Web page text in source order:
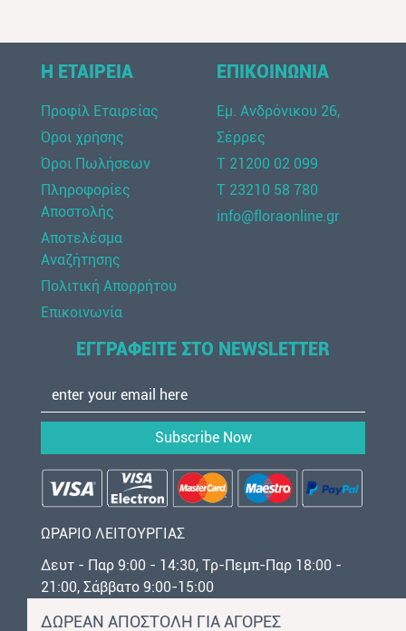
Η ΕΤΑΙΡΕΙΑ
Προφίλ Εταιρείας
Όροι χρήσης
Όροι Πωλήσεων
Πληροφορίες
Αποστολής
Αποτελέσμα
Αναζήτησης
Πολιτική Απορρήτου
Επικοινωνία
ΕΠΙΚΟΙΝΩΝΙΑ
Εμ. Ανδρόνικου 26,
Σέρρες
Τ 21200 02 099
Τ 23210 58 780
info@floraonline.gr
ΕΓΓΡΑΦΕΙΤΕ ΣΤΟ NEWSLETTER
Subscribe Now
ΩΡΑΡΙΟ ΛΕΙΤΟΥΡΓΙΑΣ
Δευτ - Παρ 9:00 - 14:30, Τρ-Πεμπ-Παρ 18:00 -
21:00, Σάββατο 9:00-15:00
ΔΩΡΕΑΝ ΑΠΟΣΤΟΛΗ ΓΙΑ ΑΓΟΡΕΣ